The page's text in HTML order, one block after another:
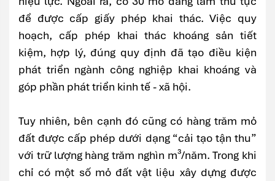
để được cấp giấy phép khai thác. Việc quy
hoạch, cấp phép khai thác khoáng sản tiết
kiệm, hợp lý, đúng quy định đã tạo điều kiện
phát triển ngành công nghiệp khai khoáng và
góp phần phát triển kinh tế - xã hội.
Tuy nhiên, bên cạnh đó cũng có hàng trăm mỏ
đất được cấp phép dưới dạng “cải tạo tận thu”
với trữ lượng hàng trăm nghìn m³/năm. Trong khi
chỉ có một số mỏ đất vật liệu xây dựng được